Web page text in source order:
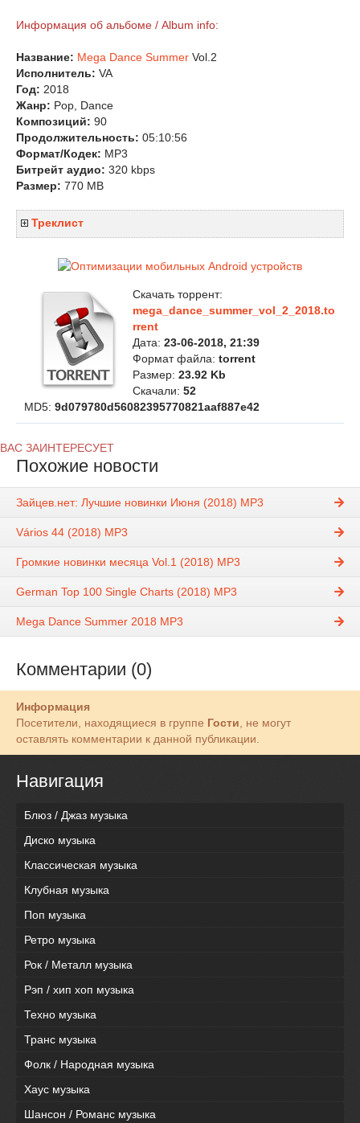
Информация об альбоме / Album info:
Название: Mega Dance Summer Vol.2
Исполнитель: VA
Год: 2018
Жанр: Pop, Dance
Композиций: 90
Продолжительность: 05:10:56
Формат/Кодек: MP3
Битрейт аудио: 320 kbps
Размер: 770 MB
Треклист
Скачать торрент:
mega_dance_summer_vol_2_2018.to
rrent
Дата: 23-06-2018, 21:39
Формат файла: torrent
Размер: 23.92 Kb
Скачали: 52
MD5: 9d079780d56082395770821aaf887e42
ВАС ЗАИНТЕРЕСУЕТ
Похожие новости
Зайцев.нет: Лучшие новинки Июня (2018) MP3
Vários 44 (2018) MP3
Громкие новинки месяца Vol.1 (2018) MP3
German Top 100 Single Charts (2018) MP3
Mega Dance Summer 2018 MP3
Комментарии (0)
Информация
Посетители, находящиеся в группе Гости, не могут
оставлять комментарии к данной публикации.
Навигация
Блюз / Джаз музыка
Диско музыка
Классическая музыка
Клубная музыка
Поп музыка
Ретро музыка
Рок / Металл музыка
Рэп / хип хоп музыка
Техно музыка
Транс музыка
Фолк / Народная музыка
Хаус музыка
Шансон / Романс музыка